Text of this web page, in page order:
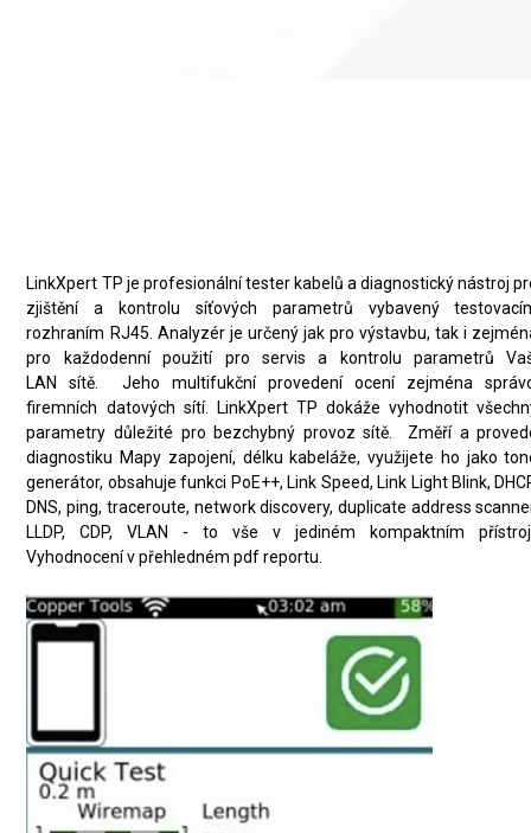
LinkXpert TP je profesionální tester kabelů a diagnostický nástroj
zjištění a kontrolu síťových parametrů vybavený
rozhraním RJ45. Analyzér je určený jak pro výstavbu, tak i
pro každodenní použití pro servis a kontrolu parametrů
LAN sítě. Jeho multifukční provedení ocení zejména
firemních datových sítí. LinkXpert TP dokáže vyhodnotit
parametry důležité pro bezchybný provoz sítě. Změří a
diagnostiku Mapy zapojení, délku kabeláže, využijete ho jako
generátor, obsahuje funkci PoE++, Link Speed, Link Light Blink,
DNS, ping, traceroute, network discovery, duplicate address
LLDP, CDP, VLAN - to vše v jediném kompaktním
Vyhodnocení v přehledném pdf reportu.